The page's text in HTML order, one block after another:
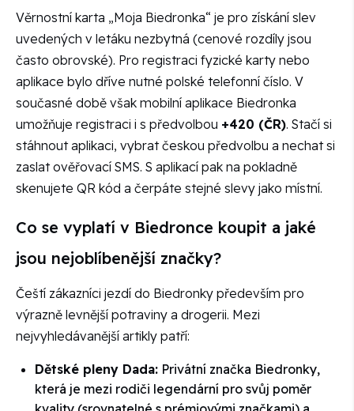
Věrnostní karta „Moja Biedronka“ je pro získání slev
uvedených v letáku nezbytná (cenové rozdíly jsou
často obrovské). Pro registraci fyzické karty nebo
aplikace bylo dříve nutné polské telefonní číslo. V
současné době však mobilní aplikace Biedronka
umožňuje registraci i s předvolbou +420 (ČR). Stačí si
stáhnout aplikaci, vybrat českou předvolbu a nechat si
zaslat ověřovací SMS. S aplikací pak na pokladně
skenujete QR kód a čerpáte stejné slevy jako místní.
Co se vyplatí v Biedronce koupit a jaké
jsou nejoblíbenější značky?
Čeští zákazníci jezdí do Biedronky především pro
výrazně levnější potraviny a drogerii. Mezi
nejvyhledávanější artikly patří:
Dětské pleny Dada: Privátní značka Biedronky,
která je mezi rodiči legendární pro svůj poměr